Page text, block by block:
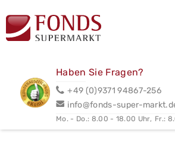
Haben Sie Fragen?
+49 (0)9371 94867-256
info@fonds-super-
Mo. - Do.: 8.00 - 18.00 Uhr, Fr.: